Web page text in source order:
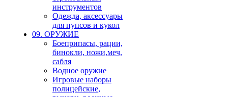
инструментов
Одежда, аксессуары
для пупсов и кукол
09. ОРУЖИЕ
Боеприпасы, рации,
бинокли, ножи,меч,
сабля
Водное оружие
Игровые наборы
полицейские,